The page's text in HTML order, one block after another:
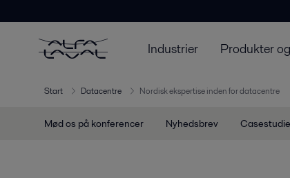
Industrier Produkter
Start Datacentre Nordisk ekspertise inden for datacentre
Mød os på konferencer Nyhedsbrev